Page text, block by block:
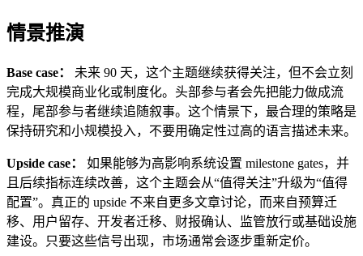
情景推演
Base case：
未来 90 天，这个主题继续获得关注，但不会立刻
完成大规模商业化或制度化。头部参与者会先把能力做成流
程，尾部参与者继续追随叙事。这个情景下，最合理的策略是
保持研究和小规模投入，不要用确定性过高的语言描述未来。
Upside case：
如果能够为高影响系统设置 milestone gates，并
且后续指标连续改善，这个主题会从“值得关注”升级为“值得
配置”。真正的 upside 不来自更多文章讨论，而来自预算迁
移、用户留存、开发者迁移、财报确认、监管放行或基础设施
建设。只要这些信号出现，市场通常会逐步重新定价。